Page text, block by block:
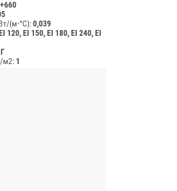
(м⋅°С):0,039
120, EI 150, EI 180, EI 240, EI
м2: 1